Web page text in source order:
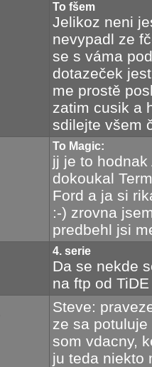
To fšem
Jelikoz neni
nevypadl ze
se s váma
dotazeček
me prostě
zatim cusik a
sdilejte všem
To Magic:
jj je to hodnak
dokoukal
Ford a ja si
:-) zrovna
predbehl jsi
4. serie
Da se nekde
na ftp od
Steve:
ze sa
som vdacny,
ju teda niekto